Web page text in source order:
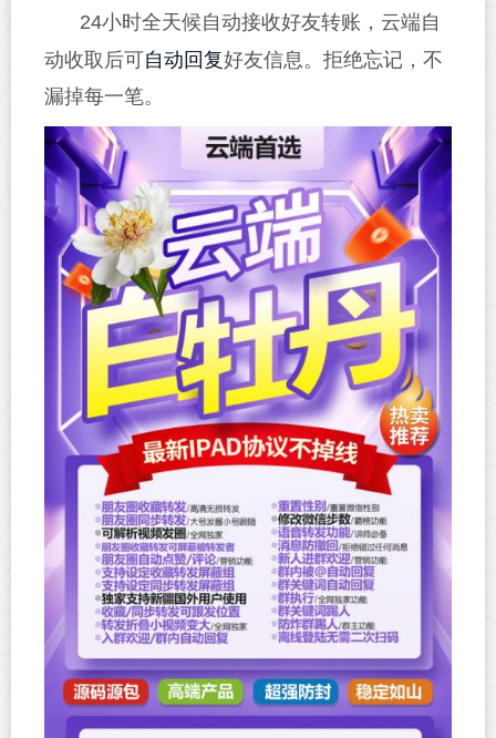
24小时全天候自动接收好友转账，云端自
动收取后可自动回复好友信息。拒绝忘记，不
漏掉每一笔。